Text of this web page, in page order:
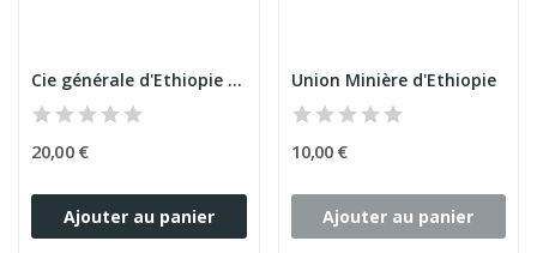
Cie générale d'Ethiopie (PF)
20,00 €
Ajouter au panier
Union Minière d'Ethiopie
10,00 €
Ajouter au panier